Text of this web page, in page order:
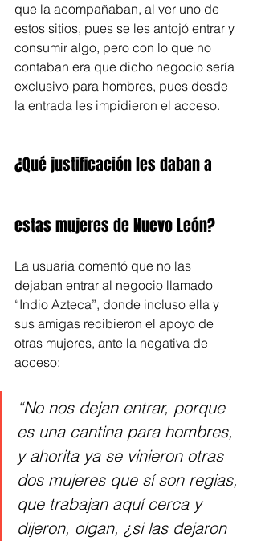
que la acompañaban, al ver uno de
estos sitios, pues se les antojó entrar y
consumir algo, pero con lo que no
contaban era que dicho negocio sería
exclusivo para hombres, pues desde
la entrada les impidieron el acceso.
¿Qué justificación les daban a
estas mujeres de Nuevo León?
La usuaria comentó que no las
dejaban entrar al negocio llamado
“Indio Azteca”, donde incluso ella y
sus amigas recibieron el apoyo de
otras mujeres, ante la negativa de
acceso:
“No nos dejan entrar, porque
es una cantina para hombres,
y ahorita ya se vinieron otras
dos mujeres que sí son regias,
que trabajan aquí cerca y
dijeron, oigan, ¿si las dejaron